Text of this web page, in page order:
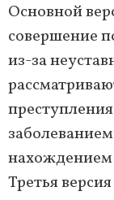
Основной
совершение
из-за
нахождением
Третья